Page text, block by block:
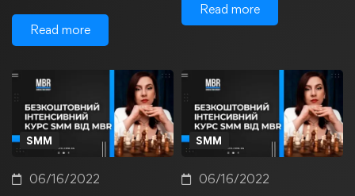
Read more
Read more
SMM
06/16/2022
SMM
06/16/2022